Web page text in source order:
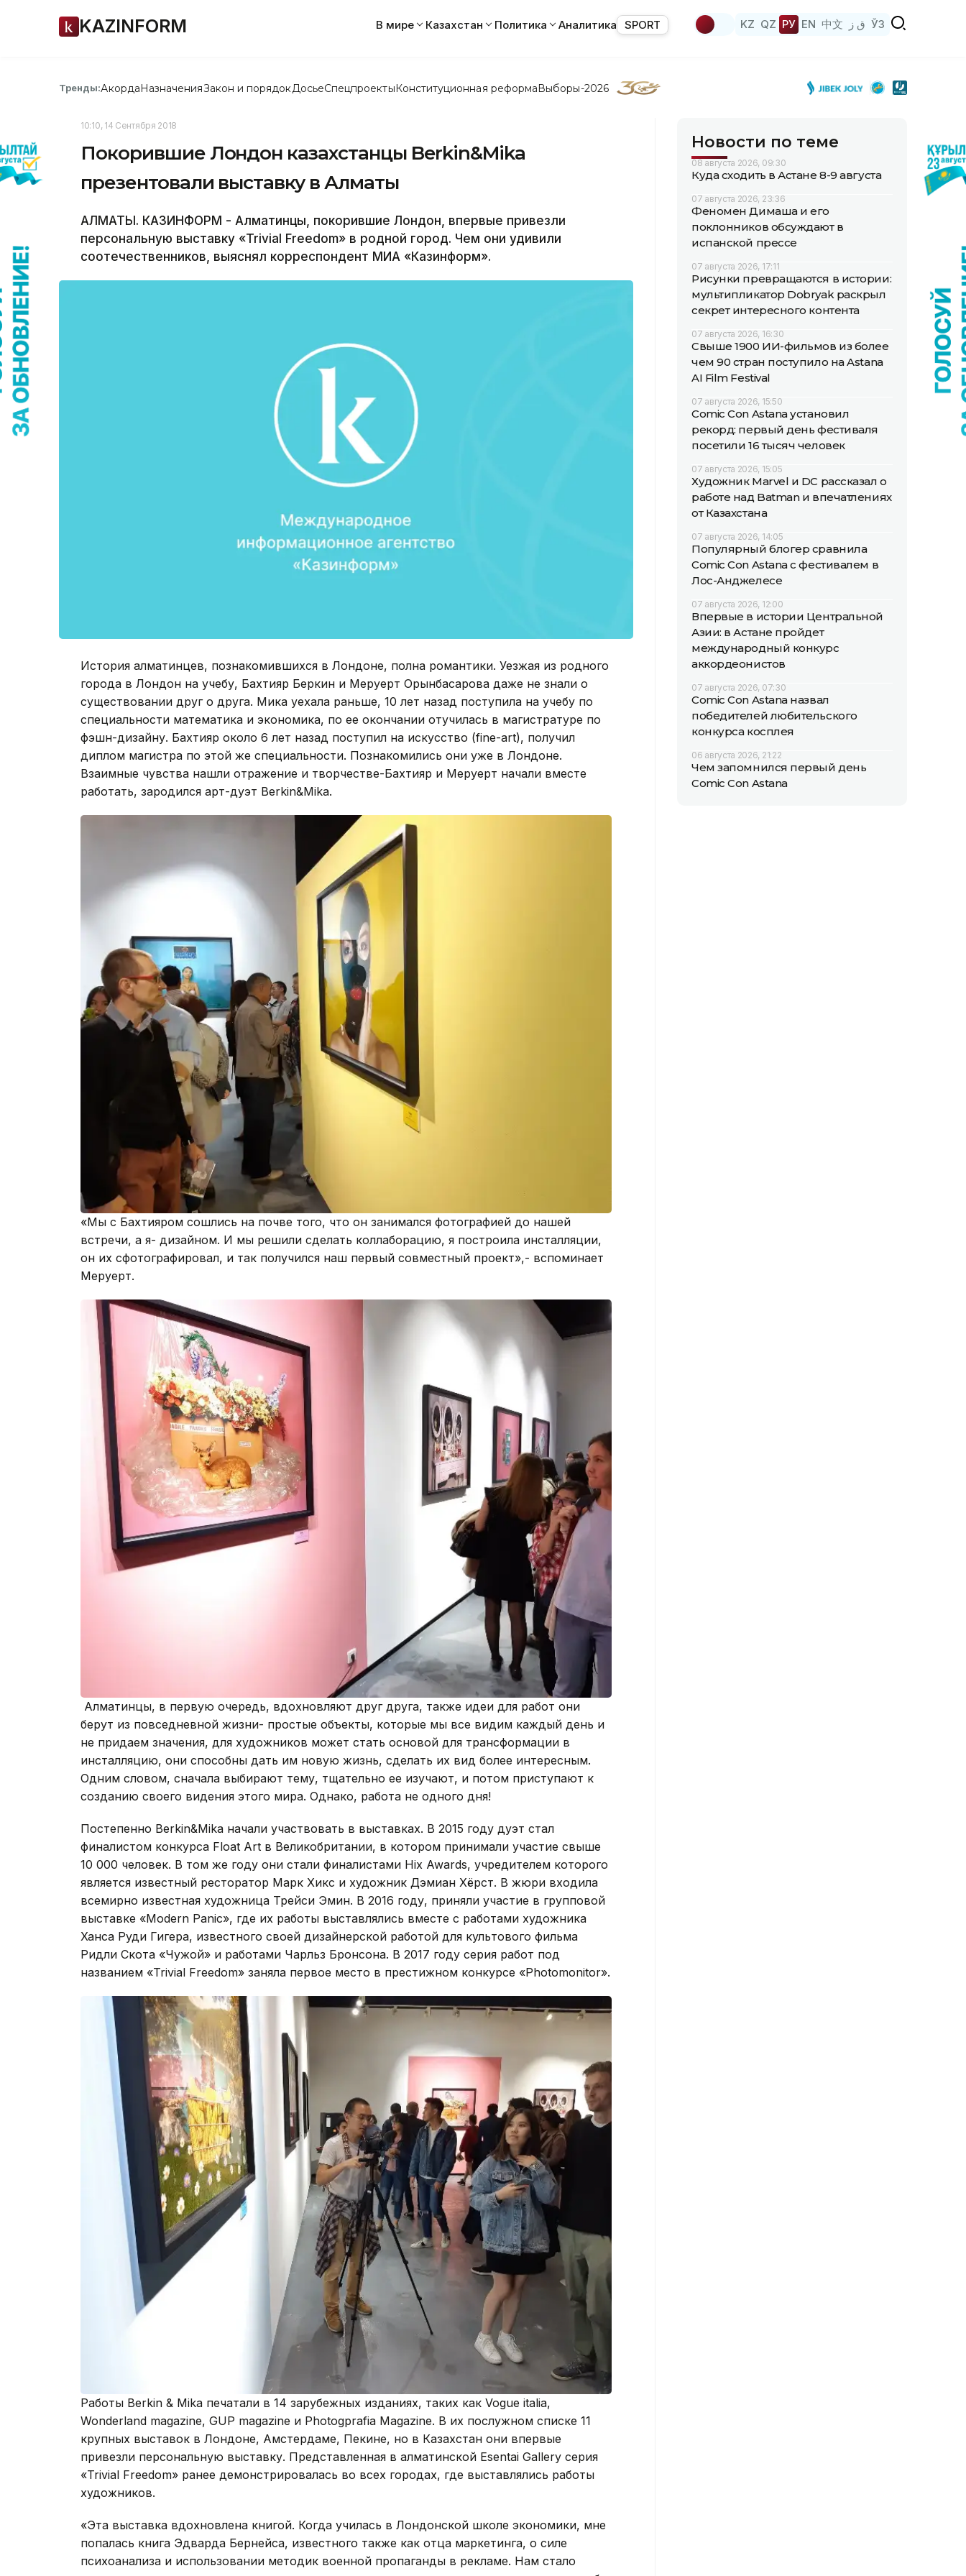
KAZINFORM В мире Казахстан Политика Аналитика SPORT KZ QZ РУ EN 中文 ق ز ЎЗ
Тренды:АкордаНазначенияЗакон и порядок ДосьеСпецпроектыКонституционная реформаВыборы-2026
10:10, 14 Сентября 2018
Покорившие Лондон казахстанцы Berkin&Mika
презентовали выставку в Алматы
АЛМАТЫ. КАЗИНФОРМ - Алматинцы, покорившие Лондон, впервые привезли
персональную выставку «Trivial Freedom» в родной город. Чем они удивили
соотечественников, выяснял корреспондент МИА «Казинформ».
История алматинцев, познакомившихся в Лондоне, полна романтики. Уезжая из родного
города в Лондон на учебу, Бахтияр Беркин и Меруерт Орынбасарова даже не знали о
существовании друг о друга. Мика уехала раньше, 10 лет назад поступила на учебу по
специальности математика и экономика, по ее окончании отучилась в магистратуре по
фэшн-дизайну. Бахтияр около 6 лет назад поступил на искусство (fine-art), получил
диплом магистра по этой же специальности. Познакомились они уже в Лондоне.
Взаимные чувства нашли отражение и творчестве-Бахтияр и Меруерт начали вместе
работать, зародился арт-дуэт Berkin&Mika.
«Мы с Бахтияром сошлись на почве того, что он занимался фотографией до нашей
встречи, а я- дизайном. И мы решили сделать коллаборацию, я построила инсталляции,
он их сфотографировал, и так получился наш первый совместный проект»,- вспоминает
Меруерт.
Алматинцы, в первую очередь, вдохновляют друг друга, также идеи для работ они
берут из повседневной жизни- простые объекты, которые мы все видим каждый день и
не придаем значения, для художников может стать основой для трансформации в
инсталляцию, они способны дать им новую жизнь, сделать их вид более интересным.
Одним словом, сначала выбирают тему, тщательно ее изучают, и потом приступают к
созданию своего видения этого мира. Однако, работа не одного дня!
Постепенно Berkin&Mika начали участвовать в выставках. В 2015 году дуэт стал
финалистом конкурса Float Art в Великобритании, в котором принимали участие свыше
10 000 человек. В том же году они стали финалистами Hix Awards, учредителем которого
является известный ресторатор Марк Хикс и художник Дэмиан Хёрст. В жюри входила
всемирно известная художница Трейси Эмин. В 2016 году, приняли участие в групповой
выставке «Modern Panic», где их работы выставлялись вместе с работами художника
Ханса Руди Гигера, известного своей дизайнерской работой для культового фильма
Ридли Скота «Чужой» и работами Чарльз Бронсона. В 2017 году серия работ под
названием «Trivial Freedom» заняла первое место в престижном конкурсе «Photomonitor».
Работы Berkin & Mika печатали в 14 зарубежных изданиях, таких как Vogue italia,
Wonderland magazine, GUP magazine и Photogprafia Magazine. В их послужном списке 11
крупных выставок в Лондоне, Амстердаме, Пекине, но в Казахстан они впервые
привезли персональную выставку. Представленная в алматинской Esentai Gallery серия
«Trivial Freedom» ранее демонстрировалась во всех городах, где выставлялись работы
художников.
«Эта выставка вдохновлена книгой. Когда училась в Лондонской школе экономики, мне
попалась книга Эдварда Бернейса, известного также как отца маркетинга, о силе
психоанализа и использовании методик военной пропаганды в рекламе. Нам стало
Новости по теме
08 августа 2026, 09:30
Куда сходить в Астане 8-9 августа
07 августа 2026, 23:36
Феномен Димаша и его
поклонников обсуждают в
испанской прессе
07 августа 2026, 17:11
Рисунки превращаются в истории:
мультипликатор Dobryak раскрыл
секрет интересного контента
07 августа 2026, 16:30
Свыше 1900 ИИ-фильмов из более
чем 90 стран поступило на Astana
AI Film Festival
07 августа 2026, 15:50
Comic Con Astana установил
рекорд: первый день фестиваля
посетили 16 тысяч человек
07 августа 2026, 15:05
Художник Marvel и DC рассказал о
работе над Batman и впечатлениях
от Казахстана
07 августа 2026, 14:05
Популярный блогер сравнила
Comic Con Astana с фестивалем в
Лос-Анджелесе
07 августа 2026, 12:00
Впервые в истории Центральной
Азии: в Астане пройдет
международный конкурс
аккордеонистов
07 августа 2026, 07:30
Comic Con Astana назвал
победителей любительского
конкурса косплея
06 августа 2026, 21:22
Чем запомнился первый день
Comic Con Astana